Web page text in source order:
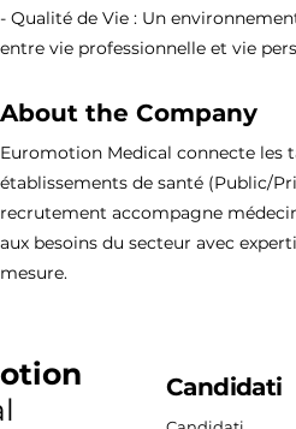
- Qualité de Vie : Un
entre vie professionnelle et vie
About the Company
Euromotion Medical connecte les
établissements de santé (Public/
recrutement accompagne
aux besoins du secteur avec
mesure.
Candidati